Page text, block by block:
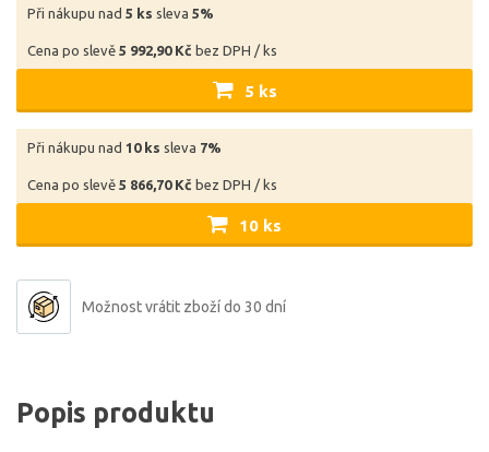
Při nákupu nad 5 ks sleva 5%
Cena po slevě 5 992,90 Kč bez DPH / ks
5 ks
Při nákupu nad 10 ks sleva 7%
Cena po slevě 5 866,70 Kč bez DPH / ks
10 ks
Možnost vrátit zboží do 30 dní
Popis produktu